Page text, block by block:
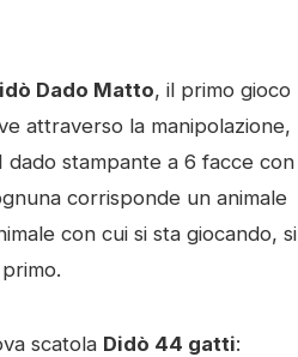
Dado Matto, il primo gioco
attraverso la manipolazione,
dado stampante a 6 facce con
corrisponde un animale
con cui si sta giocando, si
scatola Didò 44 gatti: